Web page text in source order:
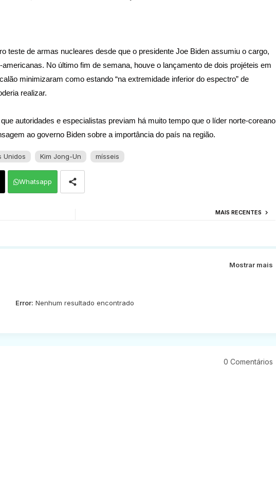
teste de armas nucleares desde que o presidente Joe Biden assumiu o cargo,
No último fim de semana, houve o lançamento de dois projéteis em
minimizaram como estando “na extremidade inferior do espectro” de
realizar.
autoridades e especialistas previam há muito tempo que o líder norte-coreano
ao governo Biden sobre a importância do país na região.
Unidos Kim Jong-Un mísseis
Whatsapp
MAIS RECENTES
Mostrar mais
Error: Nenhum resultado encontrado
0 Comentários